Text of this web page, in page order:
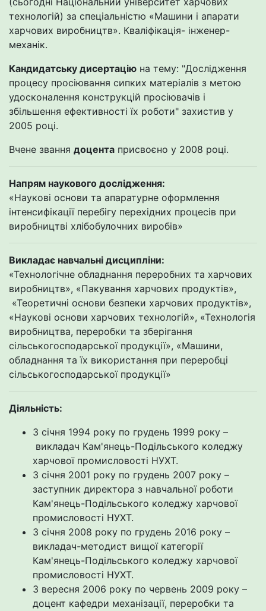
технологій) за спеціальністю «Машини і апарати
харчових виробництв». Кваліфікація- інженер-
механік.
Кандидатську дисертацію на тему: "Дослідження
процесу просіювання сипких матеріалів з метою
удосконалення конструкцій просіювачів і
збільшення ефективності їх роботи" захистив у
2005 році.
Вчене звання доцента присвоєно у 2008 році.
Напрям наукового дослідження:
«Наукові основи та апаратурне оформлення
інтенсифікації перебігу перехідних процесів при
виробництві хлібобулочних виробів»
Викладає навчальні дисципліни:
«Технологічне обладнання переробних та харчових
виробництв», «Пакування харчових продуктів»,
«Теоретичні основи безпеки харчових продуктів»,
«Наукові основи харчових технологій», «Технологія
виробництва, переробки та зберігання
сільськогосподарської продукції», «Машини,
обладнання та їх використання при переробці
сільськогосподарської продукції»
Діяльність:
З січня 1994 року по грудень 1999 року –
викладач Кам'янець-Подільського коледжу
харчової промисловості НУХТ.
З січня 2001 року по грудень 2007 року –
заступник директора з навчальної роботи
Кам'янець-Подільського коледжу харчової
промисловості НУХТ.
З січня 2008 року по грудень 2016 року –
викладач-методист вищої категорії
Кам'янець-Подільського коледжу харчової
промисловості НУХТ.
З вересня 2006 року по червень 2009 року –
доцент кафедри механізації, переробки та